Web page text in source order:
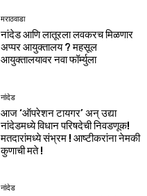
मराठवाडा
नांदेड आणि लातूरला लवकरच मिळणार
अप्पर आयुक्तालय ? महसूल
आयुक्तालयावर नवा फॉर्म्युला
नांदेड
आज ‘ऑपरेशन टायगर’ अन् उद्या
नांदेडमध्ये विधान परिषदेची निवडणूक!
मतदारांमध्ये संभ्रम ! आष्टीकरांना नेमकी
कुणाची मते !
नांदेड